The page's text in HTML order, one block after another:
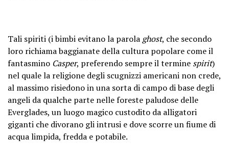
Tali spiriti (i bimbi evitano la parola ghost, che secondo
loro richiama baggianate della cultura popolare come il
fantasmino Casper, preferendo sempre il termine spirit)
nel quale la religione degli scugnizzi americani non crede,
al massimo risiedono in una sorta di campo di base degli
angeli da qualche parte nelle foreste paludose delle
Everglades, un luogo magico custodito da alligatori
giganti che divorano gli intrusi e dove scorre un fiume di
acqua limpida, fredda e potabile.